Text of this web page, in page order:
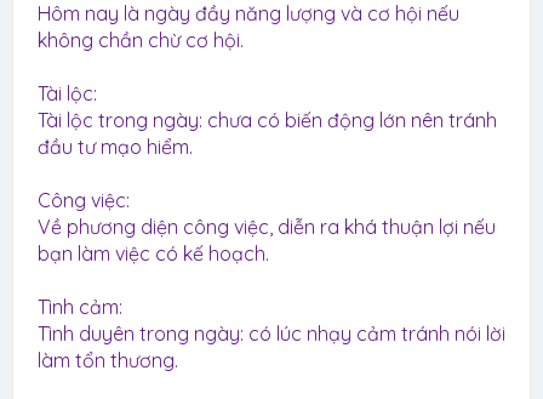
Hôm nay là ngày đầy năng lượng và cơ hội nếu
không chần chừ cơ hội.
Tài lộc:
Tài lộc trong ngày: chưa có biến động lớn nên tránh
đầu tư mạo hiểm.
Công việc:
Về phương diện công việc, diễn ra khá thuận lợi nếu
bạn làm việc có kế hoạch.
Tình cảm:
Tình duyên trong ngày: có lúc nhạy cảm tránh nói lời
làm tổn thương.